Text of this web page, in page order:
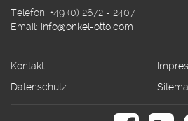
Telefon: +49 (0) 2672 - 2407
Email: info@onkel-otto.com
Navigation
Kontakt
Datenschutz